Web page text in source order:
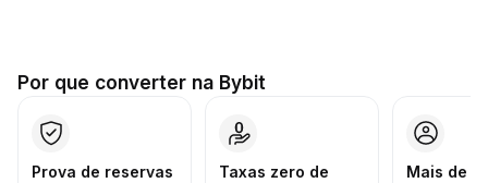
Por que converter na Bybit
Prova de reservas
Taxas zero de
Mais de